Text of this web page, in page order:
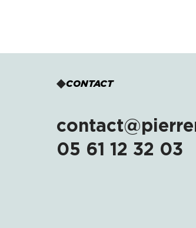
CONTACT
05 61 12 32 03